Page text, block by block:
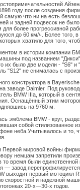
году после создания
самую что ни на есть
и задней подвесок не
более прогрессивной
до 60 км/ч. Более того,
хватило для того,
в истории компании
под названием
их было две модели - "S6"
"S12" не снималась с
конструктора в
заводе Daimler. Под
BMW IIIa, который в
Оснащённый этим
на 9760 м.
эмблема BMW - круг,
собой стилизованное
неба.Учитывалось и то,
мировой войны фирма
немцам запретили
то время были
— завод
выходит первый мотоцикл
скоростной и надежной
20-х—30-х годов.